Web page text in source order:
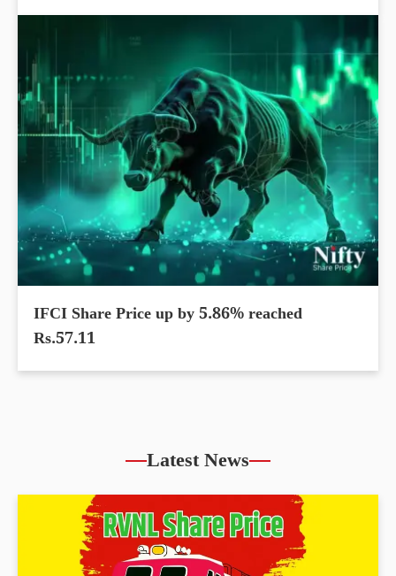
IFCI Share Price up by 5.86% reached
Rs.57.11
Latest News